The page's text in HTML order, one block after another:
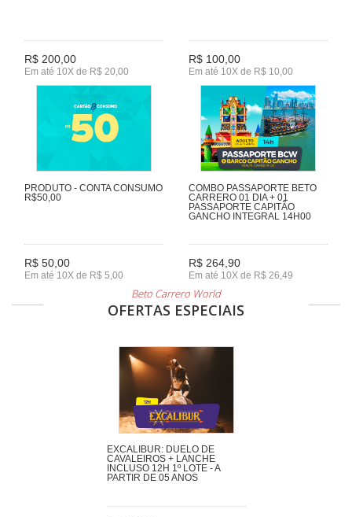
R$ 200,00
Em até 10X de R$ 20,00
R$ 100,00
Em até 10X de R$ 10,00
PRODUTO - CONTA CONSUMO
R$50,00
R$ 50,00
Em até 10X de R$ 5,00
COMBO PASSAPORTE BETO
CARRERO 01 DIA + 01
PASSAPORTE CAPITÃO
GANCHO INTEGRAL 14H00
R$ 264,90
Em até 10X de R$ 26,49
Beto Carrero World
OFERTAS ESPECIAIS
EXCALIBUR: DUELO DE
CAVALEIROS + LANCHE
INCLUSO 12H 1º LOTE - A
PARTIR DE 05 ANOS